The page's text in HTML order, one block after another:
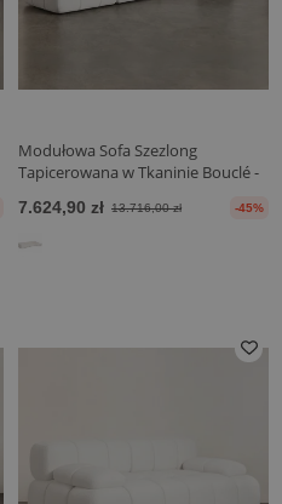
Modułowa Sofa Szezlong
Tapicerowana w Tkaninie Bouclé -
7.624,90 zł 13.716,00 zł -45%